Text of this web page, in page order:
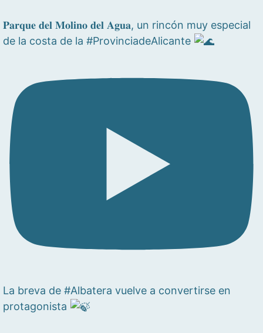
𝐏𝐚𝐫𝐪𝐮𝐞 𝐝𝐞𝐥 𝐌𝐨𝐥𝐢𝐧𝐨 𝐝𝐞𝐥 𝐀𝐠𝐮𝐚, un rincón muy especial
de la costa de la #ProvinciadeAlicante
La breva de #Albatera vuelve a convertirse en
protagonista